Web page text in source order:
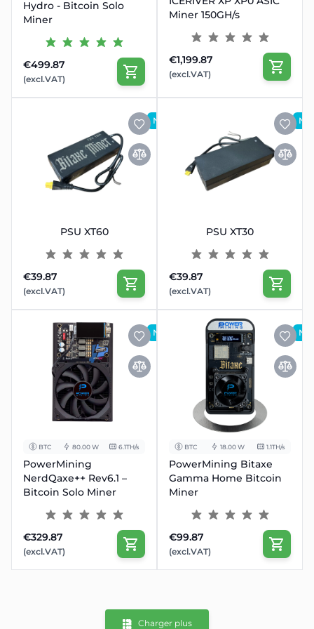
Hydro - Bitcoin Solo
Miner
€499.87
(excl.VAT)
Miner 150GH/s
€1,199.87
(excl.VAT)
NOUVEAU
PSU XT60
€39.87
(excl.VAT)
PSU XT30
€39.87
(excl.VAT)
NOUVEAU
BTC 80.00 W 6.1TH/s
PowerMining
NerdQaxe++ Rev6.1 –
Bitcoin Solo Miner
€329.87
(excl.VAT)
BTC 18.00 W 1.1TH/s
PowerMining Bitaxe
Gamma Home Bitcoin
Miner
€99.87
(excl.VAT)
Charger plus